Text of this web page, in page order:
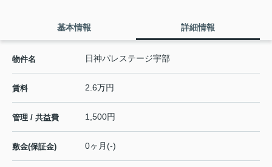
基本情報 詳細情報
物件名 日神パレステージ宇部
賃料 2.6万円
管理 / 共益費 1,500円
敷金(保証金) 0ヶ月(-)